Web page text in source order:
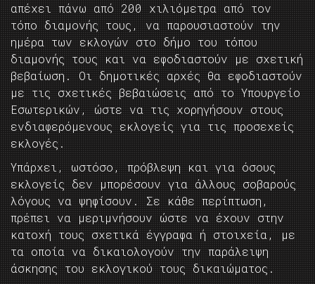
απέχει πάνω από 200 χιλιόμετρα από τον
τόπο διαμονής τους, να παρουσιαστούν την
ημέρα των εκλογών στο δήμο του τόπου
διαμονής τους και να εφοδιαστούν με σχετική
βεβαίωση. Οι δημοτικές αρχές θα εφοδιαστούν
με τις σχετικές βεβαιώσεις από το Υπουργείο
Εσωτερικών, ώστε να τις χορηγήσουν στους
ενδιαφερόμενους εκλογείς για τις προσεχείς
εκλογές.
Υπάρχει, ωστόσο, πρόβλεψη και για όσους
εκλογείς δεν μπορέσουν για άλλους σοβαρούς
λόγους να ψηφίσουν. Σε κάθε περίπτωση,
πρέπει να μεριμνήσουν ώστε να έχουν στην
κατοχή τους σχετικά έγγραφα ή στοιχεία, με
τα οποία να δικαιολογούν την παράλειψη
άσκησης του εκλογικού τους δικαιώματος.